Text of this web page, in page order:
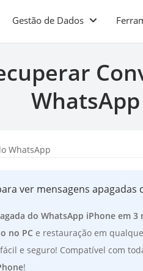
Gestão de Dados
WhatsApp
ver mensagens apagadas
do WhatsApp iPhone em 3
no PC e restauração em
e seguro! Compatível com
!